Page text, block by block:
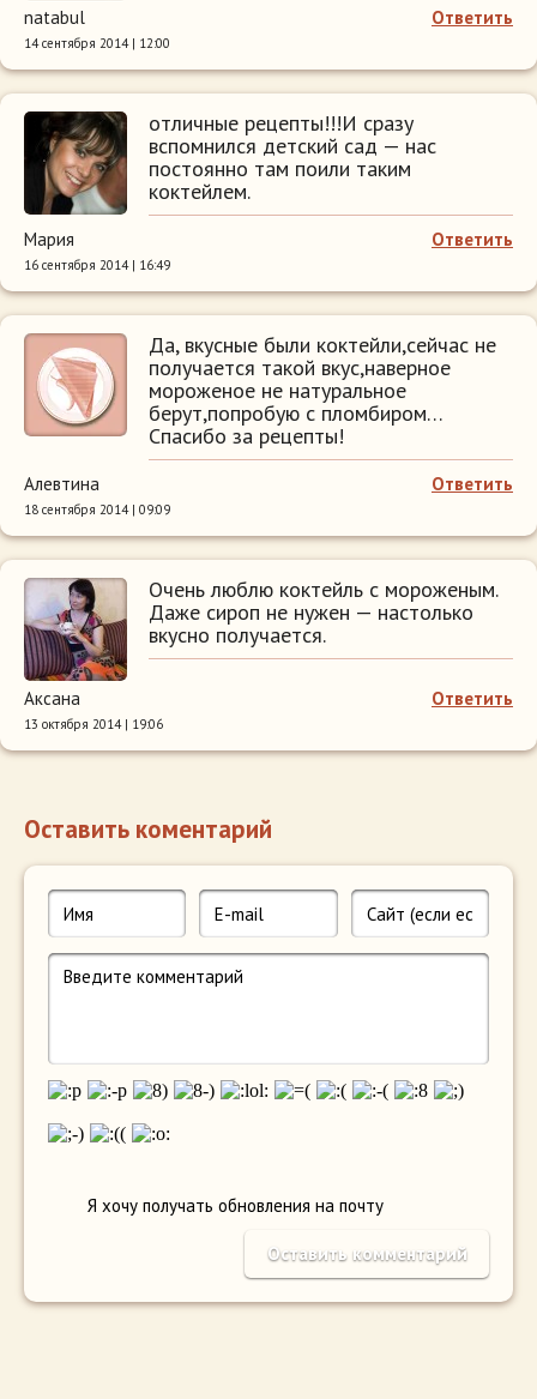
Ответить
natabul
14 сентября 2014 | 12:00
отличные рецепты!!!И сразу
вспомнился детский сад — нас
постоянно там поили таким
коктейлем.
Ответить
Мария
16 сентября 2014 | 16:49
Да, вкусные были коктейли,сейчас не
получается такой вкус,наверное
мороженое не натуральное
берут,попробую с пломбиром…
Спасибо за рецепты!
Ответить
Алевтина
18 сентября 2014 | 09:09
Очень люблю коктейль с мороженым.
Даже сироп не нужен — настолько
вкусно получается.
Ответить
Аксана
13 октября 2014 | 19:06
Оставить коментарий
Я хочу получать обновления на почту